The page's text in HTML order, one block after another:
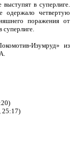
в суперлиге.
четвертую
поражения от
суперлиге.
Изумруд» из
25:17)